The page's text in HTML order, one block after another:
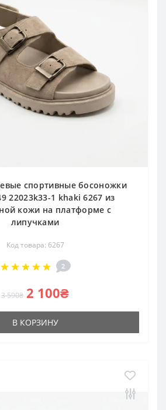
спортивные босоножки
22023k33-1 khaki 6267 из
кожи на платформе с
липучками
Код товара: 6267
2
3 590₴ 2 100₴
В КОРЗИНУ